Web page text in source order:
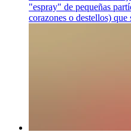
"espray" de pequeñas
corazones o destellos) que